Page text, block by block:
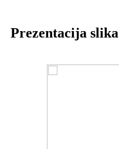
Prezentacija slika